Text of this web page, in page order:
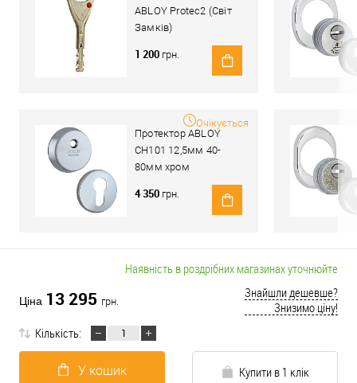
ABLOY Protec2 (Світ
Замків)
1 200 грн.
Протектор ABLOY
CH101 12,5мм 40-
80мм хром
Очікується
4 350 грн.
Наявність в роздрібних магазинах уточнюйте
Ціна 13 295 грн.
Знайшли дешевше?
Знизимо ціну!
Кількість:
У кошик Купити в 1 клік